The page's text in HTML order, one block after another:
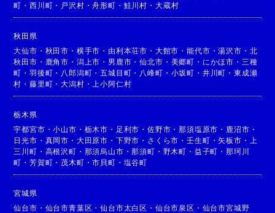
町 ・西川町 ・ 戸沢村 ・舟形町 ・ 鮭川村 ・ 大蔵村
秋田県
大仙市 ・ 秋田市 ・ 横手市 ・ 由利本荘市 ・ 大館市 ・能代市 ・湯沢市 ・ 北
秋田市 ・ 鹿角市 ・ 潟上市 ・ 男鹿市 ・仙北市 ・ 美郷町 ・ にかほ市 ・ 三種
町 ・羽後町 ・ 八郎潟町 ・五城目町 ・ 八峰町 ・ 小坂町 ・ 井川町 ・ 東成瀬
村 ・藤里町 ・大潟村 ・ 上小阿仁村
栃木県
宇都宮市 ・小山市 ・ 栃木市 ・ 足利市 ・佐野市 ・那須塩原市 ・ 鹿沼市 ・
日光市 ・ 真岡市 ・ 大田原市 ・ 下野市 ・ さくら市 ・壬生町 ・矢板市 ・
上
三川町 ・ 高根沢町 ・ 那須烏山市 ・那須町 ・ 野木町 ・ 益子町 ・那珂川
町 ・芳賀町 ・ 茂木町 ・市貝町 ・ 塩谷町
宮城県
仙台市 ・ 仙台市青葉区 ・仙台市太白区 ・ 仙台市泉区 ・ 仙台市宮城野